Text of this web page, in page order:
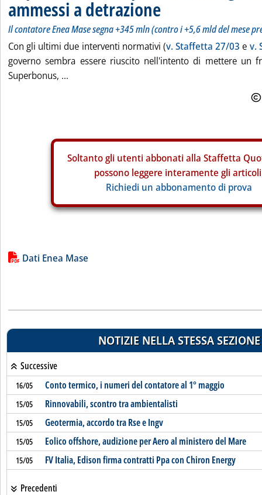
ammessi a detrazione
Il contatore Enea Mase segna +345 mln (contro i +5,6 mld del mese
Con gli ultimi due interventi normativi (v. Staffetta 27/03 e v.
governo sembra essere riuscito nell'intento di mettere un
Superbonus, ...
Soltanto gli utenti abbonati alla Staffetta
possono leggere interamente gli
Richiedi un abbonamento di prova
Lista allegati PDF alla notizia
Dati Enea Mase
NOTIZIE NELLA STESSA SEZIONE
Successive
16/05 Conto termico, i numeri del contatore al 1° maggio
15/05 Rinnovabili, scontro tra ambientalisti
15/05 Geotermia, accordo tra Rse e Ingv
15/05 Eolico offshore, audizione per Aero al ministero del Mare
15/05 FV Italia, Edison firma contratti Ppa con Chiron Energy
Precedenti